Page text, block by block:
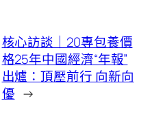
核心訪談｜20專包養價
格25年中國經濟“年報”
出爐：頂壓前行 向新向
優 →